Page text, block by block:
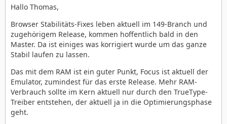
Hallo Thomas,
Browser Stabilitäts-Fixes leben aktuell im 149-Branch und
zugehörigem Release, kommen hoffentlich bald in den
Master. Da ist einiges was korrigiert wurde um das ganze
Stabil laufen zu lassen.
Das mit dem RAM ist ein guter Punkt, Focus ist aktuell der
Emulator, zumindest für das erste Release. Mehr RAM-
Verbrauch sollte im Kern aktuell nur durch den TrueType-
Treiber entstehen, der aktuell ja in die Optimierungsphase
geht.